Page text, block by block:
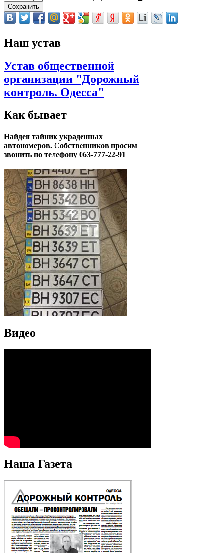
Наш устав
Устав общественной
организации "Дорожный
контроль. Одесса"
Как бывает
Найден тайник украденных
автономеров. Собственников просим
звонить по телефону 063-777-22-91
Видео
Наша Газета